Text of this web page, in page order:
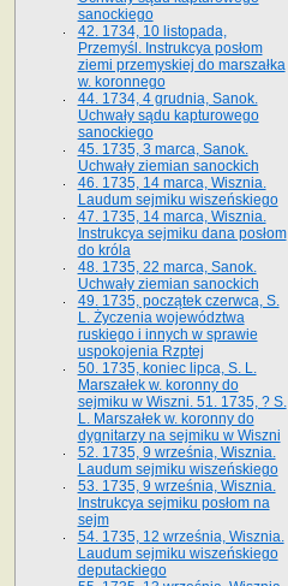
sanockiego
42. 1734, 10 listopada,
Przemyśl. Instrukcya posłom
ziemi przemyskiej do marszałka
w. koronnego
44. 1734, 4 grudnia, Sanok.
Uchwały sądu kapturowego
sanockiego
45. 1735, 3 marca, Sanok.
Uchwały ziemian sanockich
46. 1735, 14 marca, Wisznia.
Laudum sejmiku wiszeńskiego
47. 1735, 14 marca, Wisznia.
Instrukcya sejmiku dana posłom
do króla
48. 1735, 22 marca, Sanok.
Uchwały ziemian sanockich
49. 1735, początek czerwca, S.
L. Życzenia województwa
ruskiego i innych w sprawie
uspokojenia Rzptej
50. 1735, koniec lipca, S. L.
Marszałek w. koronny do
sejmiku w Wiszni. 51. 1735, ? S.
L. Marszałek w. koronny do
dygnitarzy na sejmiku w Wiszni
52. 1735, 9 września, Wisznia.
Laudum sejmiku wiszeńskiego
53. 1735, 9 września, Wisznia.
Instrukcya sejmiku posłom na
sejm
54. 1735, 12 września, Wisznia.
Laudum sejmiku wiszeńskiego
deputackiego